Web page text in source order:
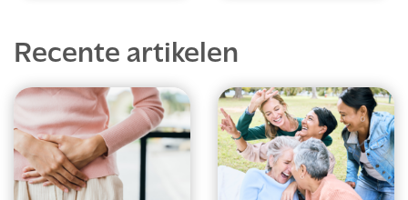
Recente artikelen